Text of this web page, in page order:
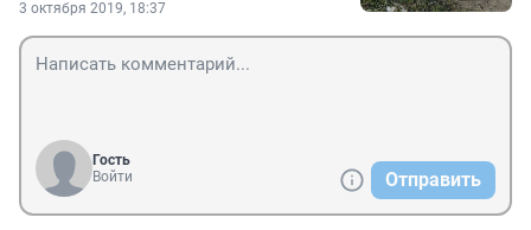
3 октября 2019, 18:37
Гость
Войти
Отправить